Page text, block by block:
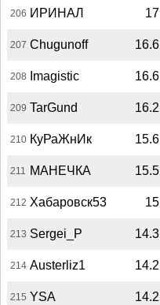
206 ИРИНАЛ 17
207 Chugunoff 16.6
208 Imagistic 16.6
209 TarGund 16.2
210 КуРаЖнИк 15.6
211 МАНЕЧКА 15.5
212 Хабаровск53 15
213 Sergei_P 14.3
214 Austerliz1 14.2
215 YSA 14.2